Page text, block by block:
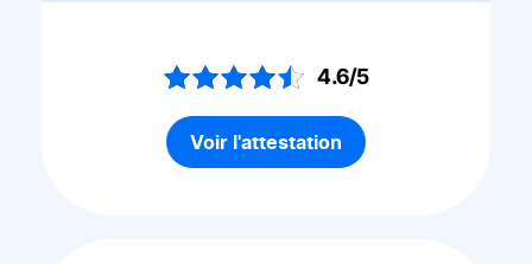
4.6/5
Voir l'attestation